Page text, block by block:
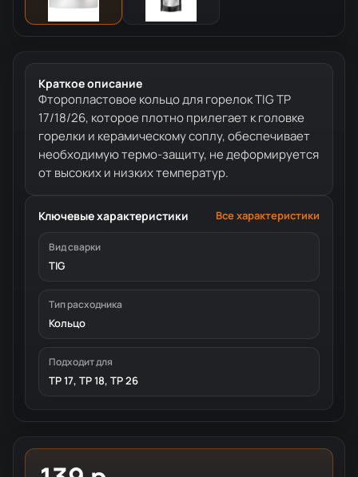
Краткое описание
Фторопластовое кольцо для горелок TIG TP
17/18/26, которое плотно прилегает к головке
горелки и керамическому соплу, обеспечивает
необходимую термо-защиту, не деформируется
от высоких и низких температур.
Ключевые характеристики Все характеристики
Вид сварки
TIG
Тип расходника
Кольцо
Подходит для
TP 17, TP 18, TP 26